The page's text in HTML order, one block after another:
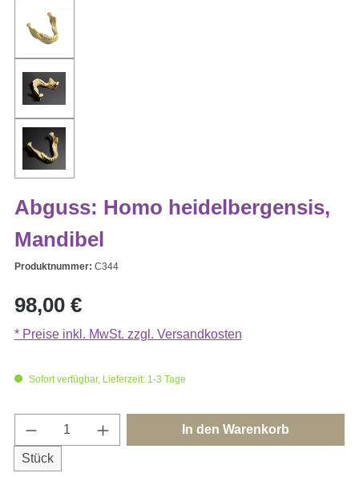
Abguss: Homo heidelbergensis,
Mandibel
Produktnummer: C344
Regulärer Preis:
98,00 €
* Preise inkl. MwSt. zzgl. Versandkosten
Sofort verfügbar, Lieferzeit: 1-3 Tage
Produkt Anzahl: Gib den gewünschten
Stück
In den Warenkorb